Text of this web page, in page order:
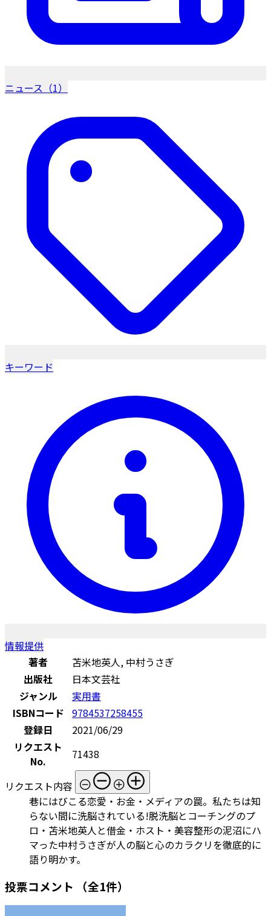
ニュース（1）
キーワード
情報提供
著者
苫米地英人, 中村うさぎ
出版社
日本文芸社
ジャンル
実用書
ISBNコード 9784537258455
登録日
2021/06/29
リクエスト
No.
71438
リクエスト内容
巷にはびこる恋愛・お金・メディアの罠。私たちは知
らない間に洗脳されている!脱洗脳とコーチングのプ
ロ・苫米地英人と借金・ホスト・美容整形の泥沼にハ
マった中村うさぎが人の脳と心のカラクリを徹底的に
語り明かす。
投票コメント （全1件）